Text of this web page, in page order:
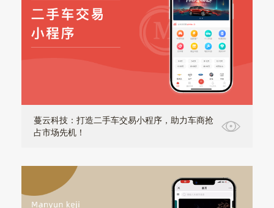
蔓云科技：打造二手车交易小程序，助力车商抢
占市场先机！